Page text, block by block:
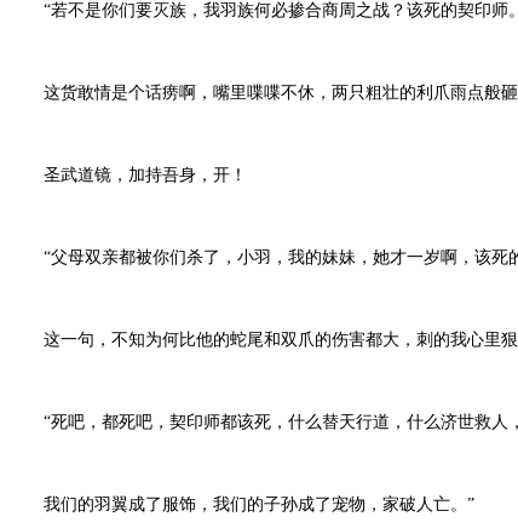
“若不是你们要灭族，我羽族何必掺合商周之战？该死的契印师
这货敢情是个话痨啊，嘴里喋喋不休，两只粗壮的利爪雨点般砸
圣武道镜，加持吾身，开！
“父母双亲都被你们杀了，小羽，我的妹妹，她才一岁啊，该死
这一句，不知为何比他的蛇尾和双爪的伤害都大，刺的我心里狠
“死吧，都死吧，契印师都该死，什么替天行道，什么济世救人
我们的羽翼成了服饰，我们的子孙成了宠物，家破人亡。”